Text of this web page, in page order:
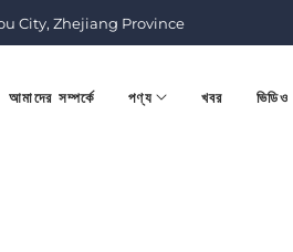
City, Zhejiang Province
আমাদের সম্পর্কে পণ্য খবর ভিডিও